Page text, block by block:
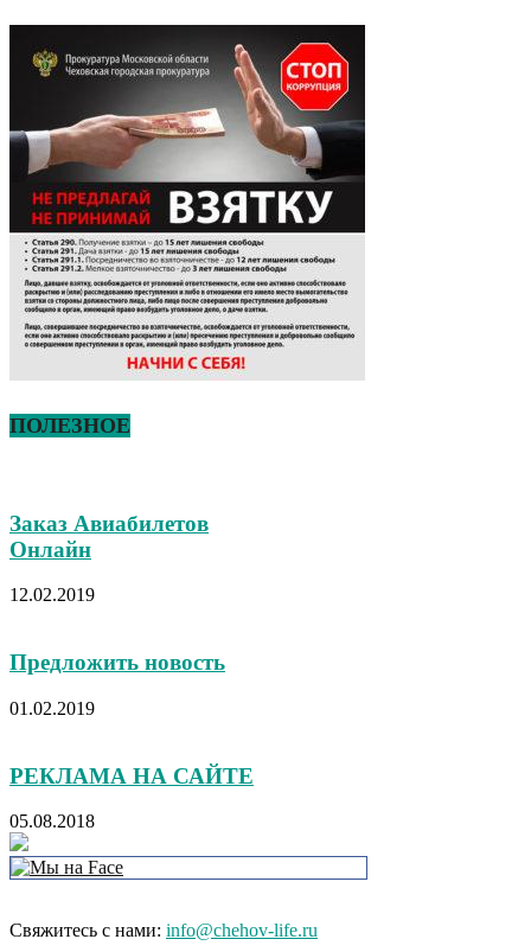
ПОЛЕЗНОЕ
Заказ Авиабилетов
Онлайн
12.02.2019
Предложить новость
01.02.2019
РЕКЛАМА НА САЙТЕ
05.08.2018
Свяжитесь с нами: info@chehov-life.ru